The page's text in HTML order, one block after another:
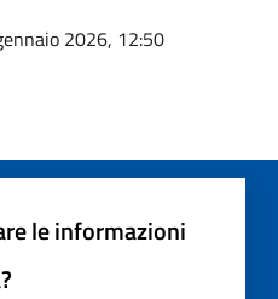
2026, 12:50
le informazioni